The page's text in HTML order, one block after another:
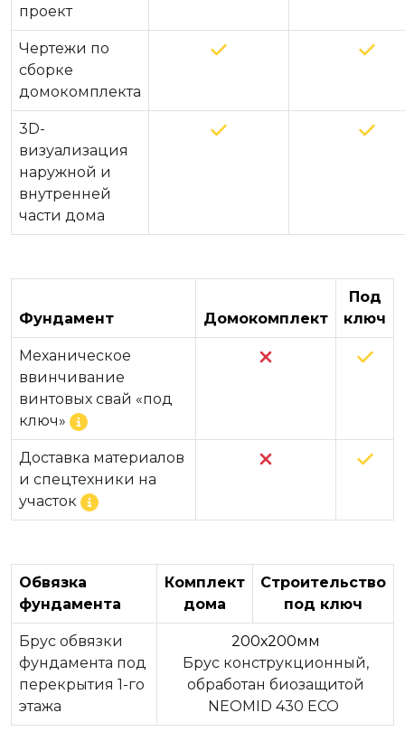
проект
Чертежи по
сборке
домокомплекта
3D-
визуализация
наружной и
внутренней
части дома
Фундамент Домокомплект
Под
ключ
Механическое
ввинчивание
винтовых свай «под
ключ»
Доставка материалов
и спецтехники на
участок
Обвязка
фундамента
Комплект
дома
Строительство
под ключ
Брус обвязки
фундамента под
перекрытия 1-го
этажа
200х200мм
Брус конструкционный,
обработан биозащитой
NEOMID 430 ЕСО